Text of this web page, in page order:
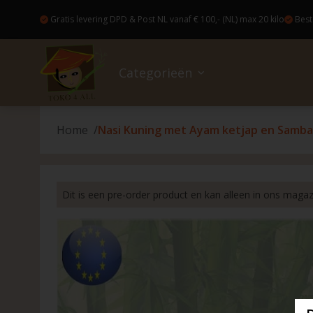
Gratis levering DPD & Post NL vanaf € 100,- (NL) max 20 kilo
Categorieën
Sale
Beleg
Kant en klaar maaltijden (Pre-
Drogisterij
Non-Food
Home Nasi Kuning met Ayam ketjap en
Dit is een pre-order product en kan alleen in ons